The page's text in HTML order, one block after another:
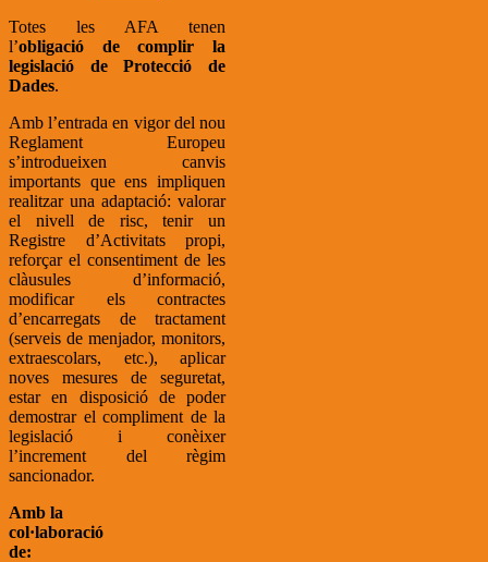
Totes les AFA tenen
l’obligació de complir la
legislació de Protecció de
Dades.
Amb l’entrada en vigor del nou
Reglament Europeu
s’introdueixen canvis
importants que ens impliquen
realitzar una adaptació: valorar
el nivell de risc, tenir un
Registre d’Activitats propi,
reforçar el consentiment de les
clàusules d’informació,
modificar els contractes
d’encarregats de tractament
(serveis de menjador, monitors,
extraescolars, etc.), aplicar
noves mesures de seguretat,
estar en disposició de poder
demostrar el compliment de la
legislació i conèixer
l’increment del règim
sancionador.
Amb la
col·laboració
de: